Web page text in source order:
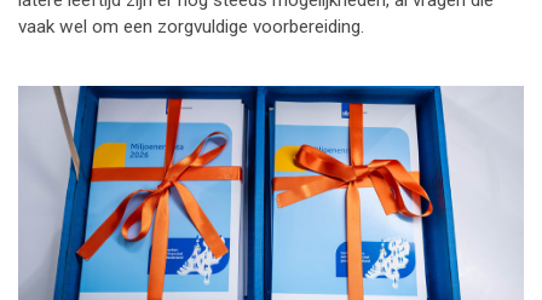
vaak wel om een zorgvuldige voorbereiding.